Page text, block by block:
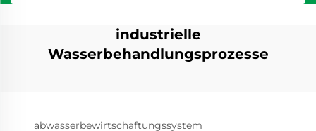
industrielle
Wasserbehandlungsprozesse
abwasserbewirtschaftungssystem